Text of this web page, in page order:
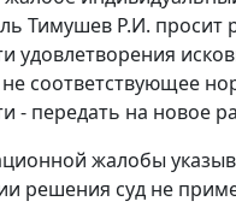
Тимушев Р.И. просит
удовлетворения
соответствующее
- передать на новое
жалобы
решения суд не